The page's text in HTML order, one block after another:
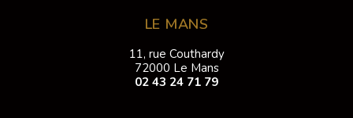
LE MANS
11, rue Couthardy
72000 Le Mans
02 43 24 71 79